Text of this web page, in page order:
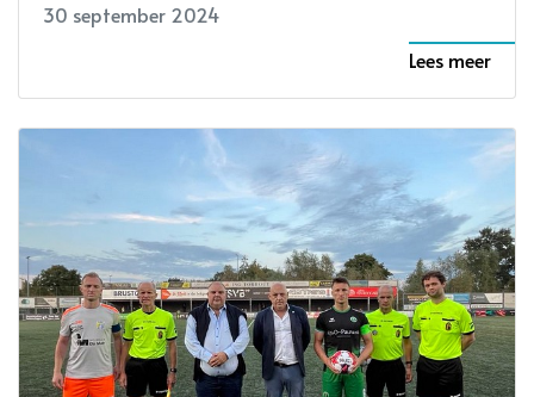
30 september 2024
Lees meer